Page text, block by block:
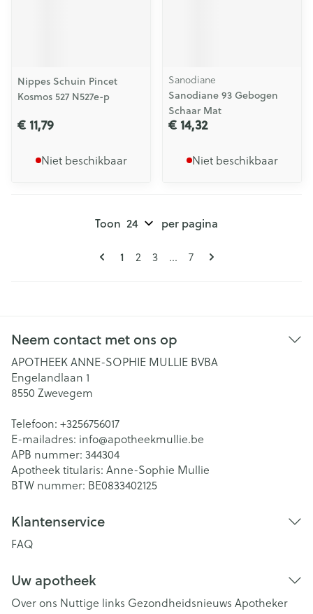
Nippes Schuin Pincet
Kosmos 527 N527e-p
€ 11,79
Niet beschikbaar
Sanodiane
Sanodiane 93 Gebogen
Schaar Mat
€ 14,32
Niet beschikbaar
Pagina's
U lees momenteel pagina
1 Pagina
2 Pagina
3 ... Pagina
7
Toon per pagina
Neem contact met ons op
APOTHEEK ANNE-SOPHIE MULLIE BVBA
Engelandlaan 1
8550 Zwevegem
Telefoon: +3256756017
E-mailadres: info@apotheekmullie.be
APB nummer: 344304
Apotheek titularis: Anne-Sophie Mullie
BTW nummer: BE0833402125
Klantenservice
FAQ
Uw apotheek
Over ons Nuttige links Gezondheidsnieuws Apotheker